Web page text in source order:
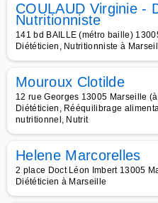
COULAUD Virginie -
Nutritionniste
141 bd BAILLE (métro baille)
Diététicien, Nutritionniste à
Mouroux Clotilde
12 rue Georges 13005 Marseille
Diététicien, Rééquilibrage
nutritionnel, Nutrit
Helene Marcorelles
2 place Doct Léon Imbert 13005
Diététicien à Marseille